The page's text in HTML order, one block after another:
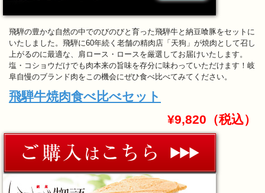
飛騨の豊かな自然の中でのびのびと育った飛騨牛と納豆喰豚をセットに
いたしました。飛騨に60年続く老舗の精肉店「天狗」が焼肉として召し
上がるのに最適な、肩ロース・ロースを厳選してお届けいたします。
塩・コショウだけでも肉本来の旨味を存分に味わっていただけます！岐
阜自慢のブランド肉をこの機会にぜひ食べ比べてみてください。
飛騨牛焼肉食べ比べセット
¥9,820（税込）